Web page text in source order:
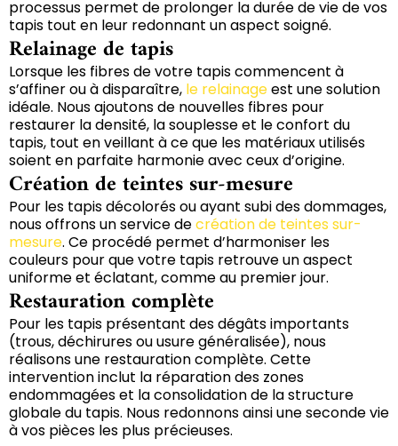
processus permet de prolonger la durée de vie de vos
tapis tout en leur redonnant un aspect soigné.
Relainage de tapis
Lorsque les fibres de votre tapis commencent à
s’affiner ou à disparaître, le relainageest une solution
idéale. Nous ajoutons de nouvelles fibres pour
restaurer la densité, la souplesse et le confort du
tapis, tout en veillant à ce que les matériaux utilisés
soient en parfaite harmonie avec ceux d’origine.
Création de teintes sur-mesure
Pour les tapis décolorés ou ayant subi des dommages,
nous offrons un service decréation de teintes sur-
mesure. Ce procédé permet d’harmoniser les
couleurs pour que votre tapis retrouve un aspect
uniforme et éclatant, comme au premier jour.
Restauration complète
Pour les tapis présentant des dégâts importants
(trous, déchirures ou usure généralisée), nous
réalisons une restauration complète. Cette
intervention inclut la réparation des zones
endommagées et la consolidation de la structure
globale du tapis. Nous redonnons ainsi une seconde vie
à vos pièces les plus précieuses.